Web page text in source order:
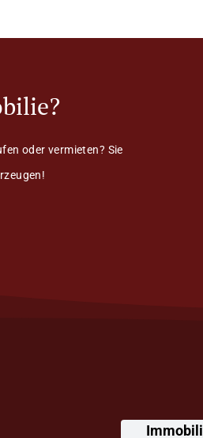
oder vermieten? Sie